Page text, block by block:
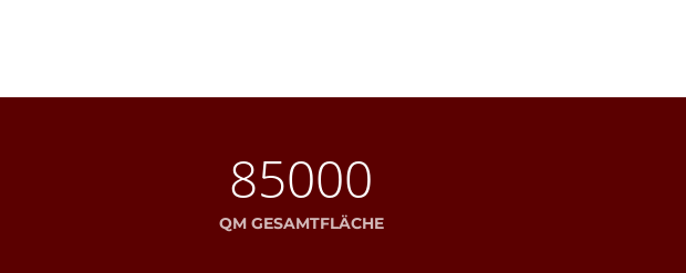
85000
QM GESAMTFLÄCHE